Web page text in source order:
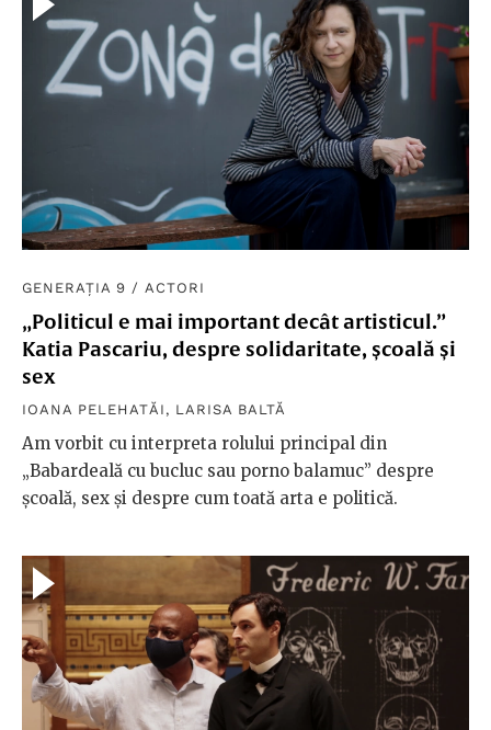
GENERAȚIA 9 / ACTORI
„Politicul e mai important decât artisticul.”
Katia Pascariu, despre solidaritate, școală și
sex
IOANA PELEHATĂI , LARISA BALTĂ
Am vorbit cu interpreta rolului principal din
„Babardeală cu bucluc sau porno balamuc” despre
școală, sex și despre cum toată arta e politică.